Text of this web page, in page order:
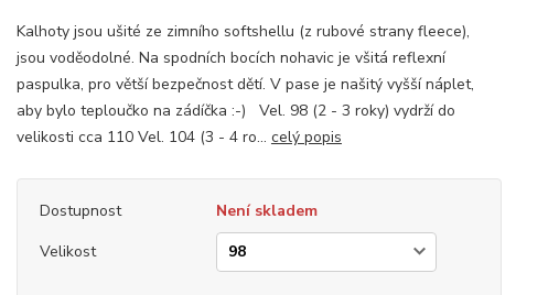
Kalhoty jsou ušité ze zimního softshellu (z rubové strany fleece),
jsou voděodolné. Na spodních bocích nohavic je všitá reflexní
paspulka, pro větší bezpečnost dětí. V pase je našitý vyšší náplet,
aby bylo teploučko na zádíčka :-) Vel. 98 (2 - 3 roky) vydrží do
velikosti cca 110 Vel. 104 (3 - 4 ro... celý popis
Dostupnost
Není skladem
Velikost